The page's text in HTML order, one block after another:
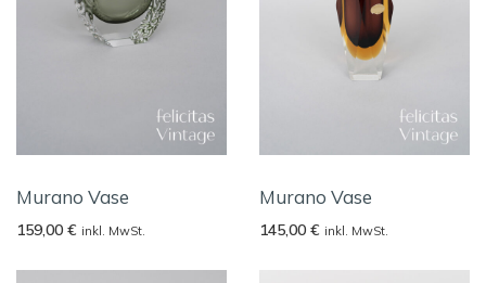
Murano Vase
159,00 € inkl. MwSt.
Murano Vase
145,00 € inkl. MwSt.